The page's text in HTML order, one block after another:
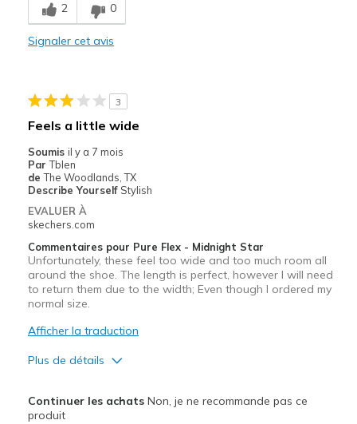
Poor Cushioning
Les meilleures utilisations
Width
Feels true to width
Sizing
Feels true to size
2 0
Signaler cet avis
3
Feels a little wide
Soumis il y a 7 mois
Par Tblen
de The Woodlands, TX
Describe Yourself Stylish
EVALUER À
skechers.com
Commentaires pour Pure Flex - Midnight Star
Unfortunately, these feel too wide and too much room all
around the shoe. The length is perfect, however I will need
to return them due to the width; Even though I ordered my
normal size.
Afficher la traduction
Plus de détails
Attractive Design
Continuer les achatsNon, je ne recommande pas ce
produit